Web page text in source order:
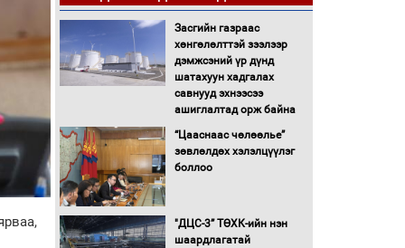
Засгийн газраас
хөнгөлөлттэй зээлээр
дэмжсэний үр дүнд
шатахуун хадгалах
савнууд эхнээсээ
ашиглалтад орж байна
“Цааснаас чөлөөлье”
зөвлөлдөх хэлэлцүүлэг
боллоо
"ДЦС-3” ТӨХК-ийн нэн
шаардлагатай